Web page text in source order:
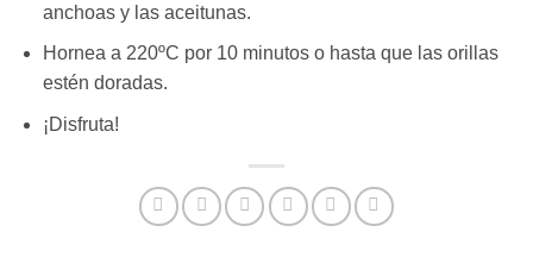
anchoas y las aceitunas.
Hornea a 220ºC por 10 minutos o hasta que las orillas
estén doradas.
¡Disfruta!